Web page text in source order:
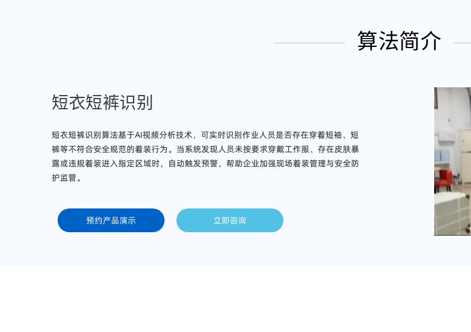
算法简介
短衣短裤识别
短衣短裤识别算法基于AI视频分析技术，可实时识别作业人员是否存在穿着短袖、短
裤等不符合安全规范的着装行为。当系统发现人员未按要求穿戴工作服、存在皮肤暴
露或违规着装进入指定区域时，自动触发预警，帮助企业加强现场着装管理与安全防
护监管。
预约产品演示 立即咨询